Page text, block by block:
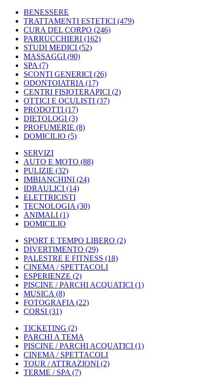
BENESSERE
TRATTAMENTI ESTETICI (479)
CURA DEL CORPO (246)
PARRUCCHIERI (162)
STUDI MEDICI (52)
MASSAGGI (90)
SPA (7)
SCONTI GENERICI (26)
ODONTOIATRIA (17)
CENTRI FISIOTERAPICI (2)
OTTICI E OCULISTI (37)
PRODOTTI (17)
DIETOLOGI (3)
PROFUMERIE (8)
DOMICILIO (5)
SERVIZI
AUTO E MOTO (88)
PULIZIE (32)
IMBIANCHINI (24)
IDRAULICI (14)
ELETTRICISTI
TECNOLOGIA (30)
ANIMALI (1)
DOMICILIO
SPORT E TEMPO LIBERO (2)
DIVERTIMENTO (29)
PALESTRE E FITNESS (18)
CINEMA / SPETTACOLI
ESPERIENZE (2)
PISCINE / PARCHI ACQUATICI (1)
MUSICA (8)
FOTOGRAFIA (22)
CORSI (31)
TICKETING (2)
PARCHI A TEMA
PISCINE / PARCHI ACQUATICI (1)
CINEMA / SPETTACOLI
TOUR / ATTRAZIONI (2)
TERME / SPA (7)